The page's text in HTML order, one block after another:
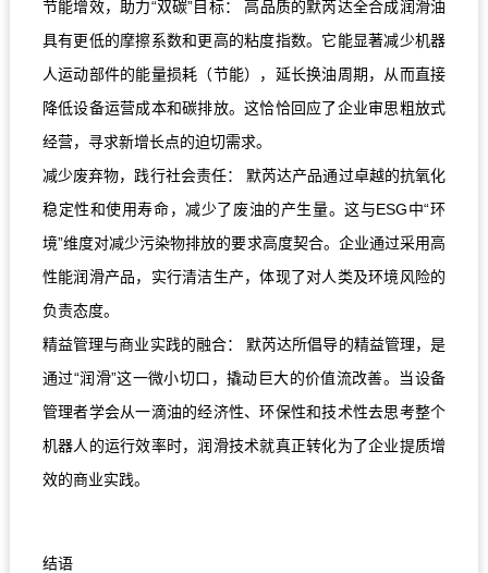
节能增效，助力“双碳”目标： 高品质的默芮达全合成润滑油
具有更低的摩擦系数和更高的粘度指数。它能显著减少机器
人运动部件的能量损耗（节能），延长换油周期，从而直接
降低设备运营成本和碳排放。这恰恰回应了企业审思粗放式
经营，寻求新增长点的迫切需求。
减少废弃物，践行社会责任： 默芮达产品通过卓越的抗氧化
稳定性和使用寿命，减少了废油的产生量。这与ESG中“环
境”维度对减少污染物排放的要求高度契合。企业通过采用高
性能润滑产品，实行清洁生产，体现了对人类及环境风险的
负责态度。
精益管理与商业实践的融合： 默芮达所倡导的精益管理，是
通过“润滑”这一微小切口，撬动巨大的价值流改善。当设备
管理者学会从一滴油的经济性、环保性和技术性去思考整个
机器人的运行效率时，润滑技术就真正转化为了企业提质增
效的商业实践。
结语